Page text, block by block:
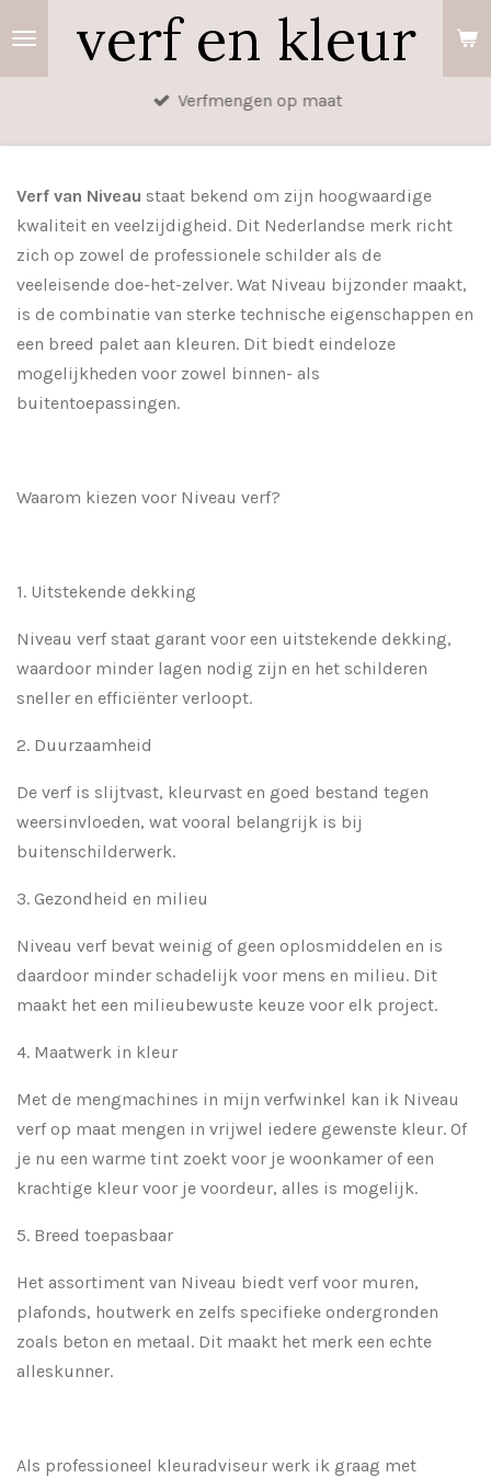
hoofdinhoud
verf en kleur
Verfmengen op maat
Verf van Niveau staat bekend om zijn hoogwaardige
kwaliteit en veelzijdigheid. Dit Nederlandse merk richt
zich op zowel de professionele schilder als de
veeleisende doe-het-zelver. Wat Niveau bijzonder maakt,
is de combinatie van sterke technische eigenschappen en
een breed palet aan kleuren. Dit biedt eindeloze
mogelijkheden voor zowel binnen- als
buitentoepassingen.
Waarom kiezen voor Niveau verf?
1. Uitstekende dekking
Niveau verf staat garant voor een uitstekende dekking,
waardoor minder lagen nodig zijn en het schilderen
sneller en efficiënter verloopt.
2. Duurzaamheid
De verf is slijtvast, kleurvast en goed bestand tegen
weersinvloeden, wat vooral belangrijk is bij
buitenschilderwerk.
3. Gezondheid en milieu
Niveau verf bevat weinig of geen oplosmiddelen en is
daardoor minder schadelijk voor mens en milieu. Dit
maakt het een milieubewuste keuze voor elk project.
4. Maatwerk in kleur
Met de mengmachines in mijn verfwinkel kan ik Niveau
verf op maat mengen in vrijwel iedere gewenste kleur. Of
je nu een warme tint zoekt voor je woonkamer of een
krachtige kleur voor je voordeur, alles is mogelijk.
5. Breed toepasbaar
Het assortiment van Niveau biedt verf voor muren,
plafonds, houtwerk en zelfs specifieke ondergronden
zoals beton en metaal. Dit maakt het merk een echte
alleskunner.
Als professioneel kleuradviseur werk ik graag met